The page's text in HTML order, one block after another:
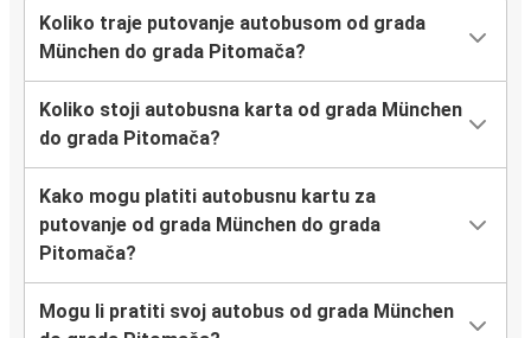
Koliko traje putovanje autobusom od grada
München do grada Pitomača?
Koliko stoji autobusna karta od grada München
do grada Pitomača?
Kako mogu platiti autobusnu kartu za
putovanje od grada München do grada
Pitomača?
Mogu li pratiti svoj autobus od grada München